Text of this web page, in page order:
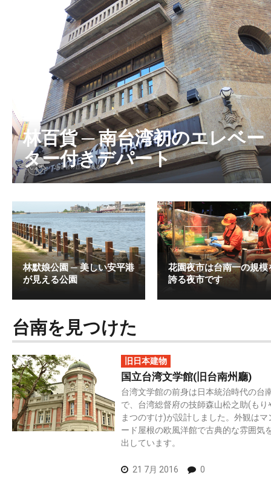
林百貨 ─ 南台湾初のエレベー
ター付きデパート
林默娘公園 ─ 美しい安平港
が見える公園
花園夜市は台南一の規模
誇る夜市です
台南を見つけた
旧日本建物
国立台湾文学館(旧台南州廳)
台湾文学館の前身は日本統治時代の台
で、台湾総督府の技師森山松之助(もり
まつのすけ)が設計しました。外観はマ
ード屋根の欧風洋館で古典的な雰囲気
出しています。
21 7月 2016 0